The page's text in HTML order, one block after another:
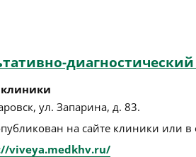
, ул. Запарина, д. 83.
на сайте клиники или в
viveya.medkhv.ru/